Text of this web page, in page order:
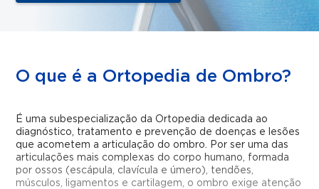
O que é a Ortopedia de Ombro?
É uma subespecialização da Ortopedia dedicada ao
diagnóstico, tratamento e prevenção de doenças e lesões
que acometem a articulação do ombro. Por ser uma das
articulações mais complexas do corpo humano, formada
por ossos (escápula, clavícula e úmero), tendões,
músculos, ligamentos e cartilagem, o ombro exige atenção